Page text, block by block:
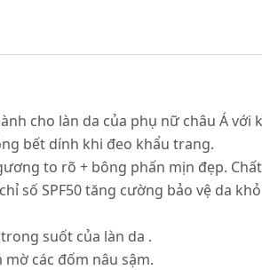
cho làn da của phụ nữ châu Á
bết dính khi đeo khẩu trang.
to rõ + bông phấn mịn đẹp.
số SPF50 tăng cường bảo vệ da
suốt của làn da .
các đốm nâu sậm.